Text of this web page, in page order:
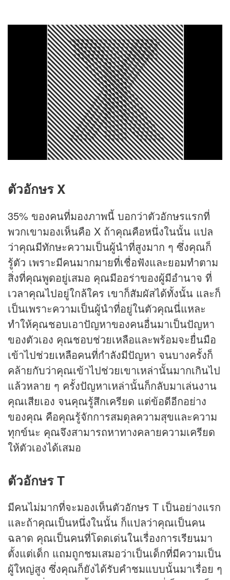
ตัวอักษร X
35% ของคนที่มองภาพนี้ บอกว่าตัวอักษรแรกที่
พวกเขามองเห็นคือ X ถ้าคุณคือหนึ่งในนั้น แปล
ว่าคุณมีทักษะความเป็นผู้นำที่สูงมาก ๆ ซึ่งคุณก็
รู้ตัว เพราะมีคนมากมายที่เชื่อฟังและยอมทำตาม
สิ่งที่คุณพูดอยู่เสมอ คุณมีออร่าของผู้มีอำนาจ ที่
เวลาคุณไปอยู่ใกล้ใคร เขาก็สัมผัสได้ทั้งนั้น และก็
เป็นเพราะความเป็นผู้นำที่อยู่ในตัวคุณนี่แหละ
ทำให้คุณชอบเอาปัญหาของคนอื่นมาเป็นปัญหา
ของตัวเอง คุณชอบช่วยเหลือและพร้อมจะยื่นมือ
เข้าไปช่วยเหลือคนที่กำลังมีปัญหา จนบางครั้งก็
คล้ายกับว่าคุณเข้าไปช่วยเขาเหล่านั้นมากเกินไป
แล้วหลาย ๆ ครั้งปัญหาเหล่านั้นก็กลับมาเล่นงาน
คุณเสียเอง จนคุณรู้สึกเครียด แต่ข้อดีอีกอย่าง
ของคุณ คือคุณรู้จักการสมดุลความสุขและความ
ทุกข์นะ คุณจึงสามารถหาทางคลายความเครียด
ให้ตัวเองได้เสมอ
ตัวอักษร T
มีคนไม่มากที่จะมองเห็นตัวอักษร T เป็นอย่างแรก
และถ้าคุณเป็นหนึ่งในนั้น ก็แปลว่าคุณเป็นคน
ฉลาด คุณเป็นคนที่โดดเด่นในเรื่องการเรียนมา
ตั้งแต่เด็ก แถมถูกชมเสมอว่าเป็นเด็กที่มีความเป็น
ผู้ใหญ่สูง ซึ่งคุณก็ยังได้รับคำชมแบบนั้นมาเรื่อย ๆ